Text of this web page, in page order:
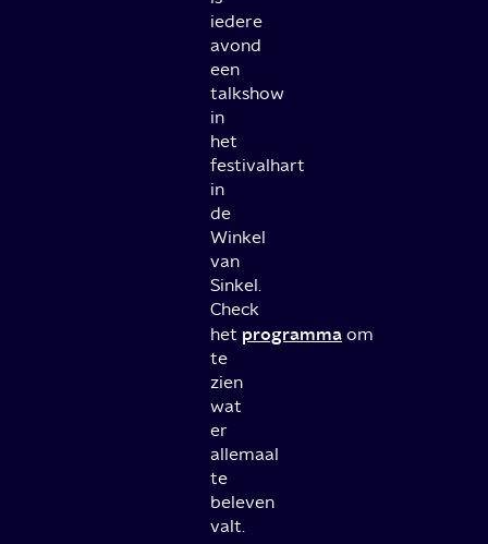
iedere
avond
een
talkshow
in
het
festivalhart
in
de
Winkel
van
Sinkel.
Check
het programma om
te
zien
wat
er
allemaal
te
beleven
valt.